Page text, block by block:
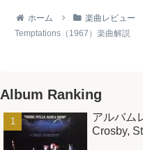
ホーム 楽曲レビュー
Temptations（1967）楽曲解説
Album Ranking
アルバム
Crosby,